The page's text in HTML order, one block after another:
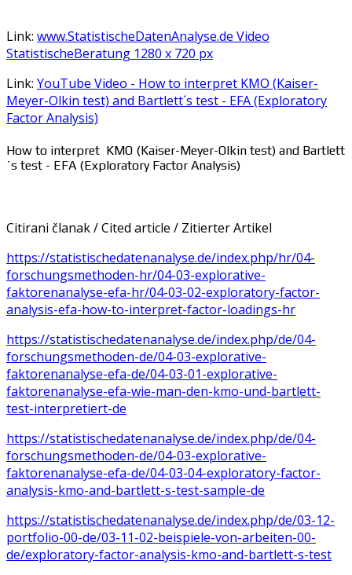
Link: www.StatistischeDatenAnalyse.de Video
StatistischeBeratung 1280 x 720 px
Link: YouTube Video - How to interpret KMO (Kaiser-
Meyer-Olkin test) and Bartlett´s test - EFA (Exploratory
Factor Analysis)
How to interpret KMO (Kaiser-Meyer-Olkin test) and Bartlett
´s test - EFA (Exploratory Factor Analysis)
Citirani članak / Cited article / Zitierter Artikel
https://statistischedatenanalyse.de/index.php/hr/04-
forschungsmethoden-hr/04-03-explorative-
faktorenanalyse-efa-hr/04-03-02-exploratory-factor-
analysis-efa-how-to-interpret-factor-loadings-hr
https://statistischedatenanalyse.de/index.php/de/04-
forschungsmethoden-de/04-03-explorative-
faktorenanalyse-efa-de/04-03-01-explorative-
faktorenanalyse-efa-wie-man-den-kmo-und-bartlett-
test-interpretiert-de
https://statistischedatenanalyse.de/index.php/de/04-
forschungsmethoden-de/04-03-explorative-
faktorenanalyse-efa-de/04-03-04-exploratory-factor-
analysis-kmo-and-bartlett-s-test-sample-de
https://statistischedatenanalyse.de/index.php/de/03-12-
portfolio-00-de/03-11-02-beispiele-von-arbeiten-00-
de/exploratory-factor-analysis-kmo-and-bartlett-s-test